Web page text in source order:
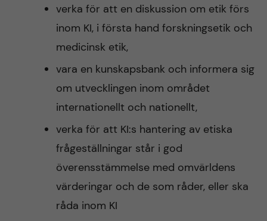
verka för att en diskussion om etik förs
inom KI, i första hand forskningsetik och
medicinsk etik,
vara en kunskapsbank och informera sig
om utvecklingen inom området
internationellt och nationellt,
verka för att KI:s hantering av etiska
frågeställningar står i god
överensstämmelse med omvärldens
värderingar och de som råder, eller ska
råda inom KI